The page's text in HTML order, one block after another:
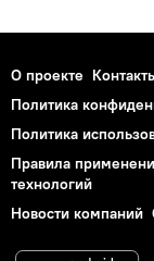
О проекте
Политика
Политика
Правила
технологий
Новости компаний